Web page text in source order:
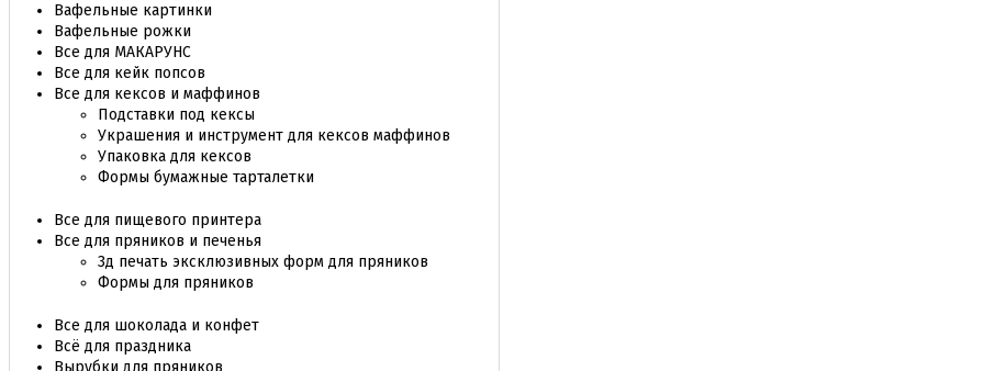
Вафельные картинки
Вафельные рожки
Все для МАКАРУНС
Все для кейк попсов
Все для кексов и маффинов
Подставки под кексы
Украшения и инструмент для кексов маффинов
Упаковка для кексов
Формы бумажные тарталетки
Все для пищевого принтера
Все для пряников и печенья
3д печать эксклюзивных форм для пряников
Формы для пряников
Все для шоколада и конфет
Всё для праздника
Вырубки для пряников